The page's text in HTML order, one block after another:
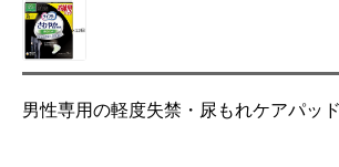
男性専用の軽度失禁・尿もれケアパッド